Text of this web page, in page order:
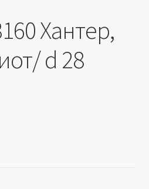
Хантер,
d 28